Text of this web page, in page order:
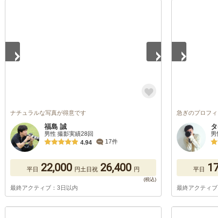
ナチュラルな写真が得意です
福島 誠
男性 撮影実績28回
4.94
17件
平日 22,000 円土日祝 26,400 円
最終アクティブ：3日以内
急ぎのプロフ
平日
最終アクティ